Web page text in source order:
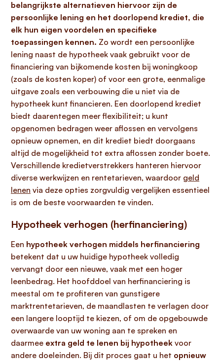
belangrijkste alternatieven hiervoor zijn de
persoonlijke lening en het doorlopend krediet, die
elk hun eigen voordelen en specifieke
toepassingen kennen. Zo wordt een persoonlijke
lening naast de hypotheek vaak gebruikt voor de
financiering van bijkomende kosten bij woningkoop
(zoals de kosten koper) of voor een grote, eenmalige
uitgave zoals een verbouwing die u niet via de
hypotheek kunt financieren. Een doorlopend krediet
biedt daarentegen meer flexibiliteit; u kunt
opgenomen bedragen weer aflossen en vervolgens
opnieuw opnemen, en dit krediet biedt doorgaans
altijd de mogelijkheid tot extra aflossen zonder boete.
Verschillende kredietverstrekkers hanteren hiervoor
diverse werkwijzen en rentetarieven, waardoor geld
lenen via deze opties zorgvuldig vergelijken essentieel
is om de beste voorwaarden te vinden.
Hypotheek verhogen (herfinanciering)
Een hypotheek verhogen middels herfinanciering
betekent dat u uw huidige hypotheek volledig
vervangt door een nieuwe, vaak met een hoger
leenbedrag. Het hoofddoel van herfinanciering is
meestal om te profiteren van gunstigere
marktrentetarieven, de maandlasten te verlagen door
een langere looptijd te kiezen, of om de opgebouwde
overwaarde van uw woning aan te spreken en
daarmee extra geld te lenen bij hypotheek voor
andere doeleinden. Bij dit proces gaat u het opnieuw